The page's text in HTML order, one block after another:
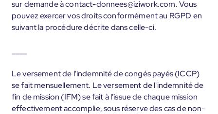
sur demande à contact-donnees@iziwork.com. Vous
pouvez exercer vos droits conformément au RGPD en
suivant la procédure décrite dans celle-ci.
Le versement de l'indemnité de congés payés (ICCP)
se fait mensuellement. Le versement de l'indemnité de
fin de mission (IFM) se fait à l'issue de chaque mission
effectivement accomplie, sous réserve des cas de non-